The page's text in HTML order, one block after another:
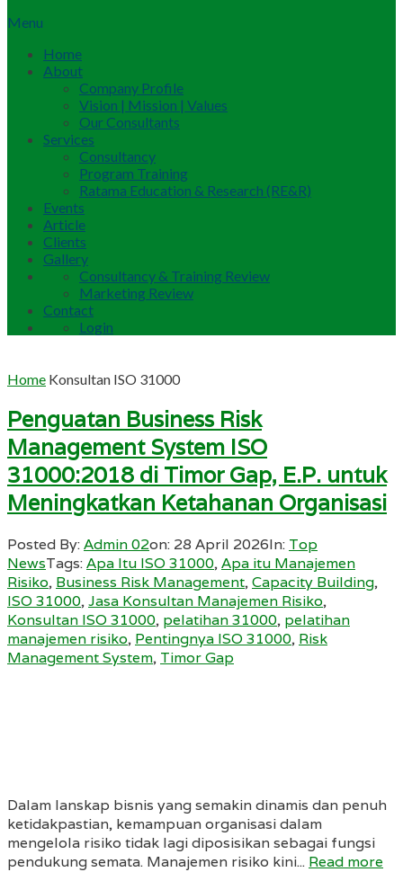
Menu
Home
About
Company Profile
Vision | Mission | Values
Our Consultants
Services
Consultancy
Program Training
Ratama Education & Research (RE&R)
Events
Article
Clients
Gallery
Consultancy & Training Review
Marketing Review
Contact
Login
Home Konsultan ISO 31000
Penguatan Business Risk
Management System ISO
31000:2018 di Timor Gap, E.P. untuk
Meningkatkan Ketahanan Organisasi
Posted By:Admin 02on: 28 April 2026In: Top
NewsTags:Apa Itu ISO 31000,Apa itu Manajemen
Risiko, Business Risk Management,Capacity Building,
ISO 31000,Jasa Konsultan Manajemen Risiko,
Konsultan ISO 31000, pelatihan 31000, pelatihan
manajemen risiko, Pentingnya ISO 31000, Risk
Management System, Timor Gap
Dalam lanskap bisnis yang semakin dinamis dan penuh
ketidakpastian, kemampuan organisasi dalam
mengelola risiko tidak lagi diposisikan sebagai fungsi
pendukung semata. Manajemen risiko kini... Read more